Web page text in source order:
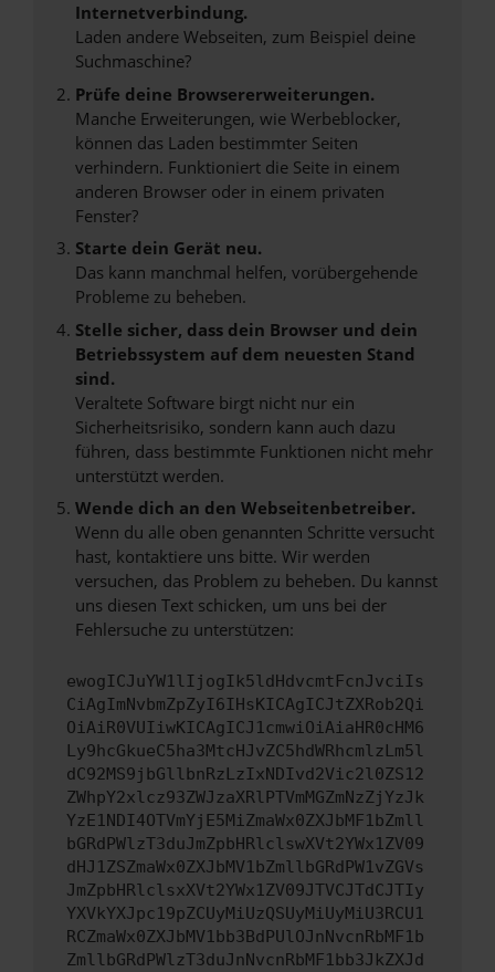
Internetverbindung.
Laden andere Webseiten, zum Beispiel deine
Suchmaschine?
Prüfe deine Browsererweiterungen.
Manche Erweiterungen, wie Werbeblocker,
können das Laden bestimmter Seiten
verhindern. Funktioniert die Seite in einem
anderen Browser oder in einem privaten
Fenster?
Starte dein Gerät neu.
Das kann manchmal helfen, vorübergehende
Probleme zu beheben.
Stelle sicher, dass dein Browser und dein
Betriebssystem auf dem neuesten Stand
sind.
Veraltete Software birgt nicht nur ein
Sicherheitsrisiko, sondern kann auch dazu
führen, dass bestimmte Funktionen nicht mehr
unterstützt werden.
Wende dich an den Webseitenbetreiber.
Wenn du alle oben genannten Schritte versucht
hast, kontaktiere uns bitte. Wir werden
versuchen, das Problem zu beheben. Du kannst
uns diesen Text schicken, um uns bei der
Fehlersuche zu unterstützen:
ewogICJuYW1lIjogIk5ldHdvcmtFcnJvciIs
CiAgImNvbmZpZyI6IHsKICAgICJtZXRob2Qi
OiAiR0VUIiwKICAgICJ1cmwiOiAiaHR0cHM6
Ly9hcGkueC5ha3MtcHJvZC5hdWRhcmlzLm5l
dC92MS9jbGllbnRzLzIxNDIvd2Vic2l0ZS12
ZWhpY2xlcz93ZWJzaXRlPTVmMGZmNzZjYzJk
YzE1NDI4OTVmYjE5MiZmaWx0ZXJbMF1bZmll
bGRdPWlzT3duJmZpbHRlclswXVt2YWx1ZV09
dHJ1ZSZmaWx0ZXJbMV1bZmllbGRdPW1vZGVs
JmZpbHRlclsxXVt2YWx1ZV09JTVCJTdCJTIy
YXVkYXJpc19pZCUyMiUzQSUyMiUyMiU3RCU1
RCZmaWx0ZXJbMV1bb3BdPUlOJnNvcnRbMF1b
ZmllbGRdPWlzT3duJnNvcnRbMF1bb3JkZXJd